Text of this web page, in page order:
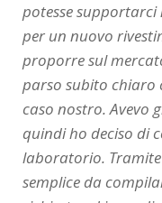
potesse
per un nuovo
proporre sul
parso subito chiaro
caso nostro.Avevo
quindi ho deciso di
laboratorio.
semplice da